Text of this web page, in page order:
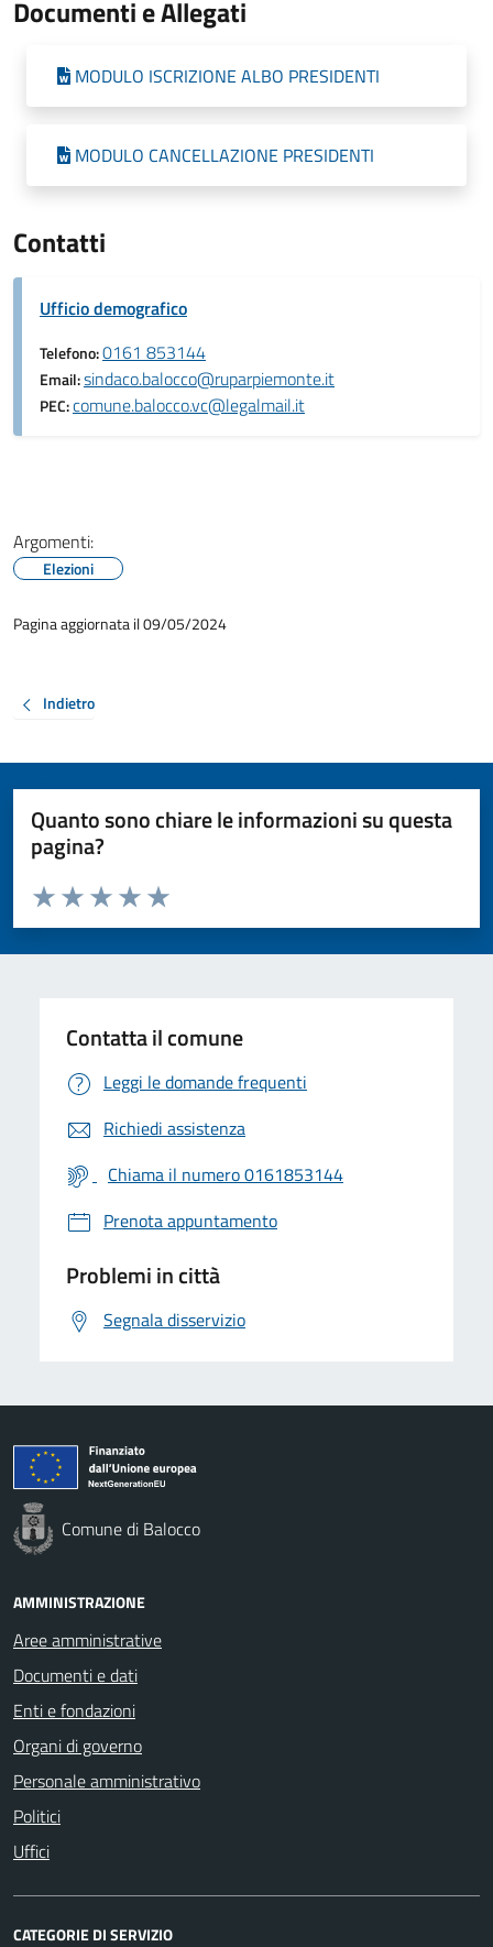
Documenti e Allegati
MODULO ISCRIZIONE ALBO PRESIDENTI
MODULO CANCELLAZIONE PRESIDENTI
Contatti
Ufficio demografico
Telefono:0161 853144
Email:sindaco.balocco@ruparpiemonte.it
PEC:comune.balocco.vc@legalmail.it
Argomenti:
Elezioni
Pagina aggiornata il 09/05/2024
Indietro
Quanto sono chiare le informazioni su questa
pagina?
Valuta da 1 a 5 stelle la pagina
Valuta 5 stelle su 5
Valuta 4 stelle su 5
Valuta 3 stelle su 5
Valuta 2 stelle su 5
Valuta 1 stelle su 5
Contatta il comune
Leggi le domande frequenti
Richiedi assistenza
Chiama il numero 0161853144
Prenota appuntamento
Problemi in città
Segnala disservizio
Comune di Balocco
AMMINISTRAZIONE
Aree amministrative
Documenti e dati
Enti e fondazioni
Organi di governo
Personale amministrativo
Politici
Uffici
CATEGORIE DI SERVIZIO